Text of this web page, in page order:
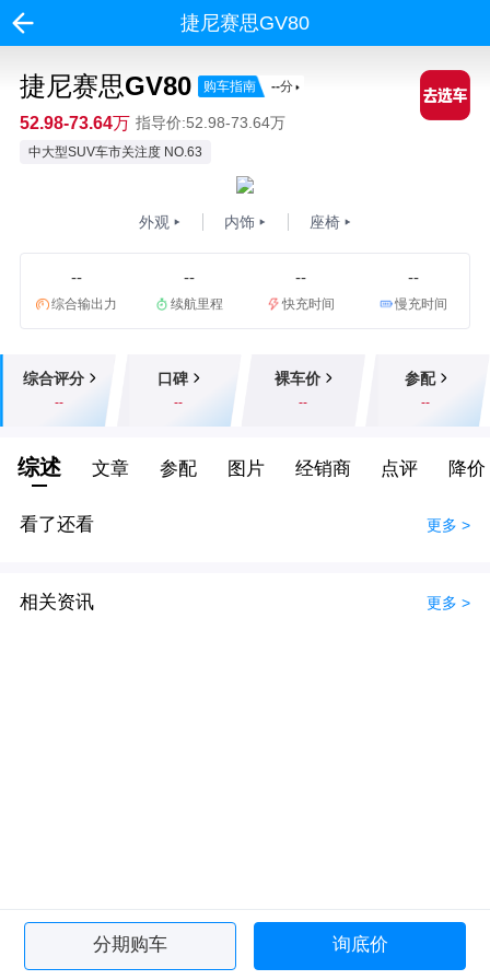
捷尼赛思GV80
捷尼赛思GV80 购车指南 --分
52.98-73.64万 指导价:52.98-73.64万
中大型SUV车市关注度 NO.63
外观 内饰 座椅
--
综合输出力
--
续航里程
--
快充时间
--
慢充时间
综合评分
--
口碑
--
裸车价
--
参配
--
综述 文章 参配 图片 经销商 点评 降价
看了还看 更多 >
相关资讯 更多 >
分期购车 询底价